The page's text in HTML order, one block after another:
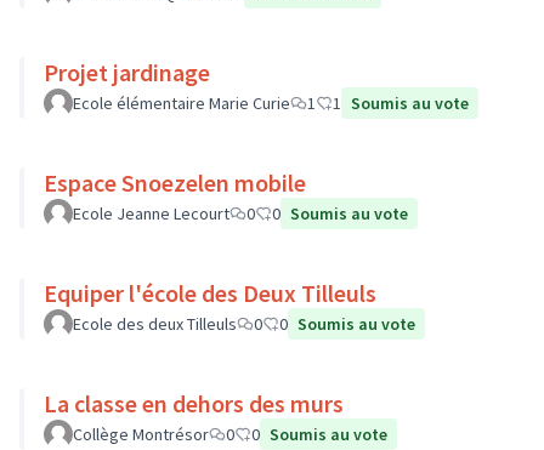
Projet jardinage
Ecole élémentaire Marie Curie 1 1 Soumis au vote
Espace Snoezelen mobile
Ecole Jeanne Lecourt 0 0 Soumis au vote
Equiper l'école des Deux Tilleuls
Ecole des deux Tilleuls 0 0 Soumis au vote
La classe en dehors des murs
Collège Montrésor 0 0 Soumis au vote